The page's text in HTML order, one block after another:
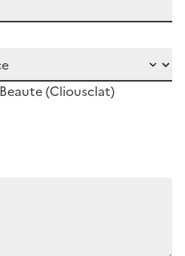
(Cliousclat)